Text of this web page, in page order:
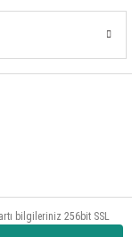
bilgileriniz 256bit SSL